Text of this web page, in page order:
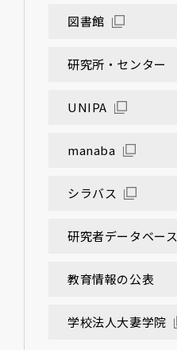
図書館
研究所・センター
UNIPA
manaba
シラバス
研究者データベース
教育情報の公表
学校法人大妻学院